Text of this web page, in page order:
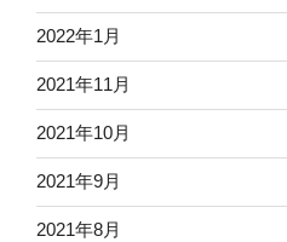
2022年1月
2021年11月
2021年10月
2021年9月
2021年8月